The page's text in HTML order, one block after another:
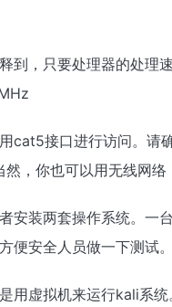
释到，只要处理器的处
用cat5接口进行访问。请
，你也可以用无线网络
安装两套操作系统。一
便安全人员做一下测试。
用虚拟机来运行kali系